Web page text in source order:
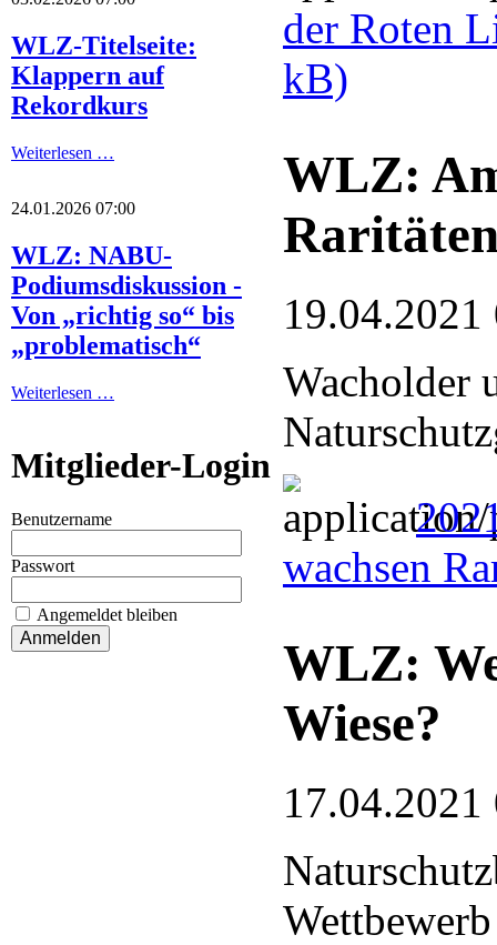
WLZ-Titelseite:
Klappern auf
Rekordkurs
Weiterlesen …
24.01.2026 07:00
WLZ: NABU-
Podiumsdiskussion -
Von „richtig so“ bis
„problematisch“
Weiterlesen …
Mitglieder-Login
Benutzername
Passwort
Angemeldet bleiben
der Roten
kB)
WLZ:
19.04.2021
Wacholder
wachsen
WLZ:
Wiese?
17.04.2021